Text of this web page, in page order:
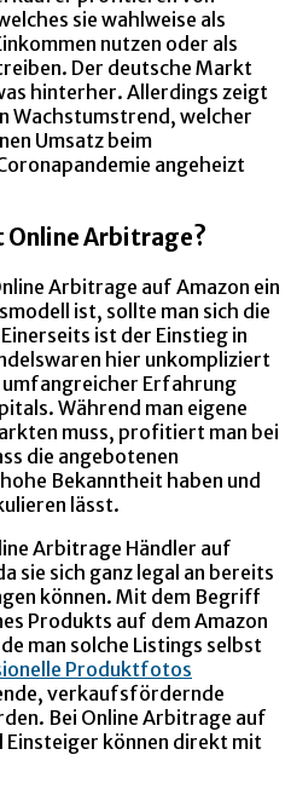
sie wahlweise als
nutzen oder als
Der deutsche Markt
hinterher. Allerdings zeigt
Wachstumstrend, welcher
Umsatz beim
angeheizt
Online Arbitrage?
Arbitrage auf Amazon ein
ist, sollte man sich die
ist der Einstieg in
hier unkompliziert
Erfahrung
Während man eigene
muss, profitiert man bei
die angebotenen
Bekanntheit haben und
lässt.
Arbitrage Händler auf
sie sich ganz legal an bereits
können. Mit dem Begriff
Produkts auf dem Amazon
man solche Listings selbst
Produktfotos
verkaufsfördernde
Bei Online Arbitrage auf
können direkt mit